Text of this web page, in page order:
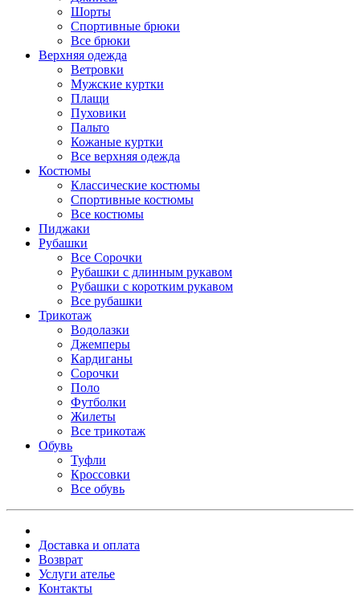
Шорты
Спортивные брюки
Все брюки
Верхняя одежда
Ветровки
Мужские куртки
Плащи
Пуховики
Пальто
Кожаные куртки
Все верхняя одежда
Костюмы
Классические костюмы
Спортивные костюмы
Все костюмы
Пиджаки
Рубашки
Все Сорочки
Рубашки с длинным рукавом
Рубашки с коротким рукавом
Все рубашки
Трикотаж
Водолазки
Джемперы
Кардиганы
Сорочки
Поло
Футболки
Жилеты
Все трикотаж
Обувь
Туфли
Кроссовки
Все обувь
Доставка и оплата
Возврат
Услуги ателье
Контакты